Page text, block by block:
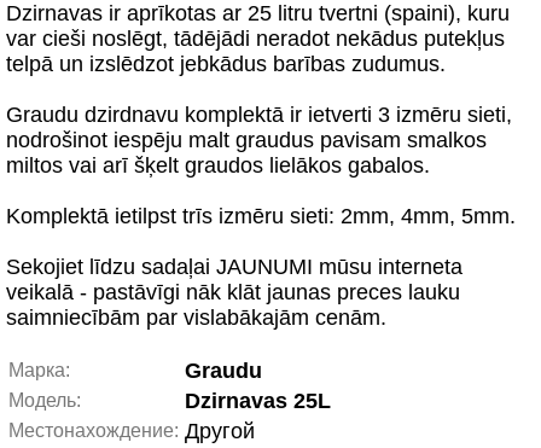
Dzirnavas ir aprīkotas ar 25 litru tvertni (spaini), kuru
var cieši noslēgt, tādējādi neradot nekādus putekļus
telpā un izslēdzot jebkādus barības zudumus.
Graudu dzirdnavu komplektā ir ietverti 3 izmēru sieti,
nodrošinot iespēju malt graudus pavisam smalkos
miltos vai arī šķelt graudos lielākos gabalos.
Komplektā ietilpst trīs izmēru sieti: 2mm, 4mm, 5mm.
Sekojiet līdzu sadaļai JAUNUMI mūsu interneta
veikalā - pastāvīgi nāk klāt jaunas preces lauku
saimniecībām par vislabākajām cenām.
Марка: Graudu
Модель: Dzirnavas 25L
Местонахождение: Другой